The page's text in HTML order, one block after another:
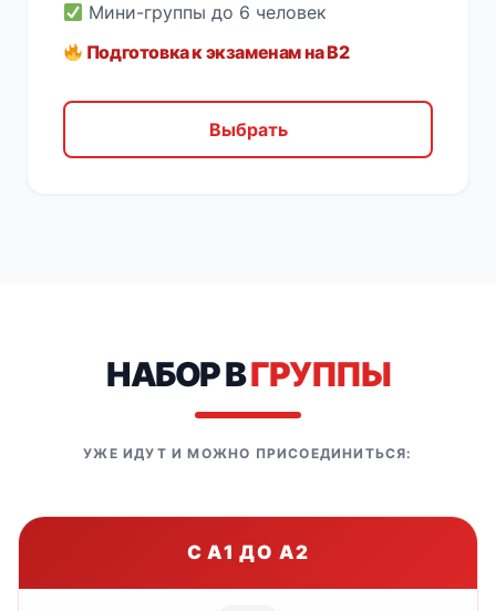
Мини-группы до 6 человек
Подготовка к экзаменам на B2
Выбрать
НАБОР ВГРУППЫ
УЖЕ ИДУТ И МОЖНО ПРИСОЕДИНИТЬСЯ:
С A1 ДО A2